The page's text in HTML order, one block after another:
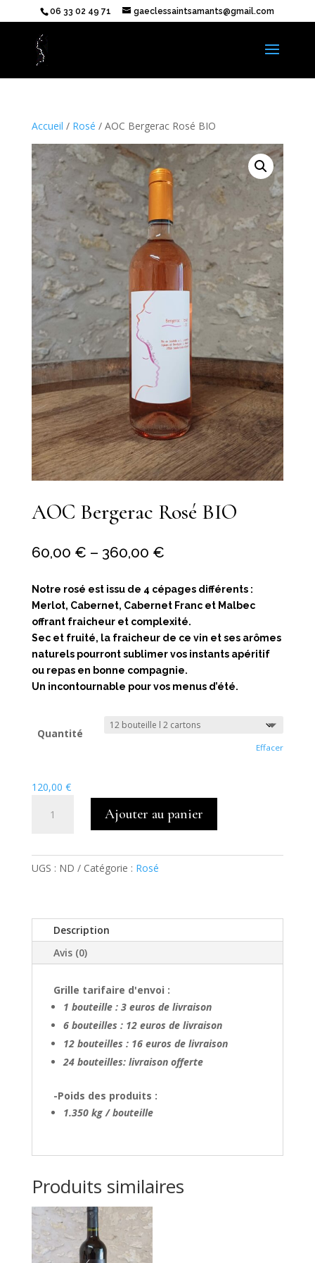
06 33 02 49 71 gaeclessaintsamants@gmail.com
Accueil / Rosé / AOC Bergerac Rosé BIO
AOC Bergerac Rosé BIO
60,00 € – 360,00 €
Notre rosé est issu de 4 cépages différents :
Merlot, Cabernet, Cabernet Franc et Malbec
offrant fraicheur et complexité.
Sec et fruité, la fraicheur de ce vin et ses arômes
naturels pourront sublimer vos instants apéritif
ou repas en bonne compagnie.
Un incontournable pour vos menus d’été.
Quantité
Effacer
120,00 €
Rosé
Ajouter au panier
UGS : ND Catégorie : Rosé
Description
Avis (0)
Grille tarifaire d'envoi :
1 bouteille : 3 euros de livraison
6 bouteilles : 12 euros de livraison
12 bouteilles : 16 euros de livraison
24 bouteilles: livraison offerte
-Poids des produits :
1.350 kg / bouteille
Produits similaires